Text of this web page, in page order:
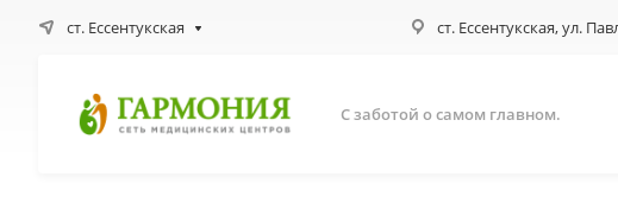
ст. Ессентукская ст. Ессентукская, ул.
С заботой о самом главном.